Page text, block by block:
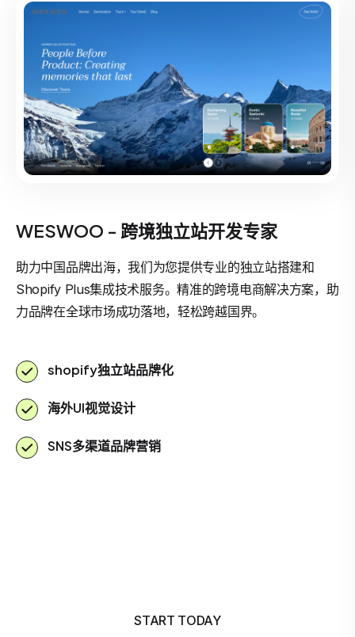
WESWOO - 跨境独立站开发专家
助力中国品牌出海，我们为您提供专业的独立站搭建和
Shopify Plus集成技术服务。精准的跨境电商解决方案，助
力品牌在全球市场成功落地，轻松跨越国界。
shopify独立站品牌化
海外UI视觉设计
SNS多渠道品牌营销
START TODAY